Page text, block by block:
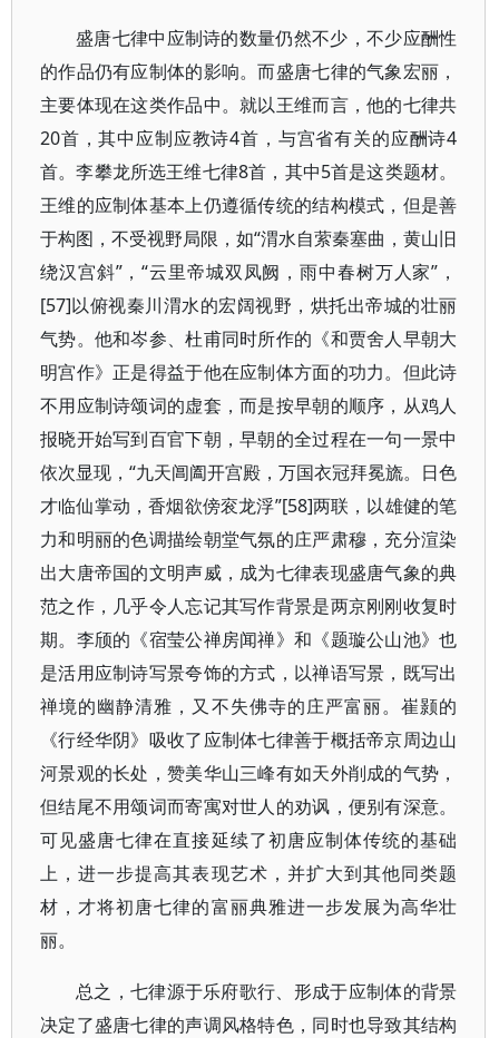
盛唐七律中应制诗的数量仍然不少，不少应酬性
的作品仍有应制体的影响。而盛唐七律的气象宏丽，
主要体现在这类作品中。就以王维而言，他的七律共
20首，其中应制应教诗4首，与宫省有关的应酬诗4
首。李攀龙所选王维七律8首，其中5首是这类题材。
王维的应制体基本上仍遵循传统的结构模式，但是善
于构图，不受视野局限，如“渭水自萦秦塞曲，黄山旧
绕汉宫斜”，“云里帝城双凤阙，雨中春树万人家”，
[57]以俯视秦川渭水的宏阔视野，烘托出帝城的壮丽
气势。他和岑参、杜甫同时所作的《和贾舍人早朝大
明宫作》正是得益于他在应制体方面的功力。但此诗
不用应制诗颂词的虚套，而是按早朝的顺序，从鸡人
报晓开始写到百官下朝，早朝的全过程在一句一景中
依次显现，“九天阊阖开宫殿，万国衣冠拜冕旒。日色
才临仙掌动，香烟欲傍衮龙浮”[58]两联，以雄健的笔
力和明丽的色调描绘朝堂气氛的庄严肃穆，充分渲染
出大唐帝国的文明声威，成为七律表现盛唐气象的典
范之作，几乎令人忘记其写作背景是两京刚刚收复时
期。李颀的《宿莹公禅房闻禅》和《题璇公山池》也
是活用应制诗写景夸饰的方式，以禅语写景，既写出
禅境的幽静清雅，又不失佛寺的庄严富丽。崔颢的
《行经华阴》吸收了应制体七律善于概括帝京周边山
河景观的长处，赞美华山三峰有如天外削成的气势，
但结尾不用颂词而寄寓对世人的劝讽，便别有深意。
可见盛唐七律在直接延续了初唐应制体传统的基础
上，进一步提高其表现艺术，并扩大到其他同类题
材，才将初唐七律的富丽典雅进一步发展为高华壮
丽。
总之，七律源于乐府歌行、形成于应制体的背景
决定了盛唐七律的声调风格特色，同时也导致其结构